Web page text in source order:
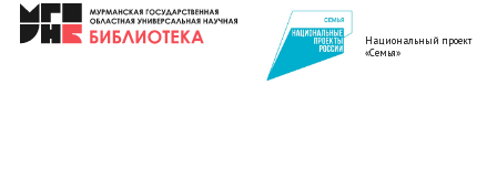
Национальный проект
«Семья»